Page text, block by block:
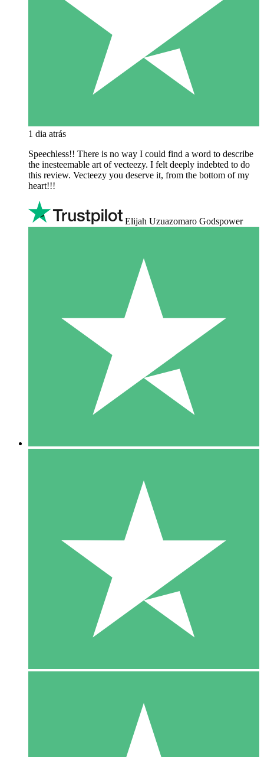
1 dia atrás
Speechless!! There is no way I could find a word to describe
the inesteemable art of vecteezy. I felt deeply indebted to do
this review. Vecteezy you deserve it, from the bottom of my
heart!!!
Elijah Uzuazomaro Godspower